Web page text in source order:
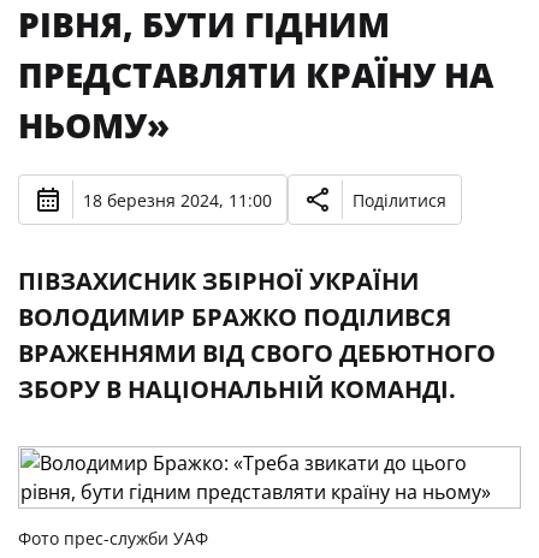
РІВНЯ, БУТИ ГІДНИМ
ПРЕДСТАВЛЯТИ КРАЇНУ НА
НЬОМУ»
18 березня 2024, 11:00 Поділитися
ПІВЗАХИСНИК ЗБІРНОЇ УКРАЇНИ
ВОЛОДИМИР БРАЖКО ПОДІЛИВСЯ
ВРАЖЕННЯМИ ВІД СВОГО ДЕБЮТНОГО
ЗБОРУ В НАЦІОНАЛЬНІЙ КОМАНДІ.
Фото прес-служби УАФ